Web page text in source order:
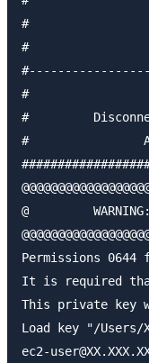
#
#
#
#
#                All
@
Permissions 0644
It is required
This private key
Load key "/Users/